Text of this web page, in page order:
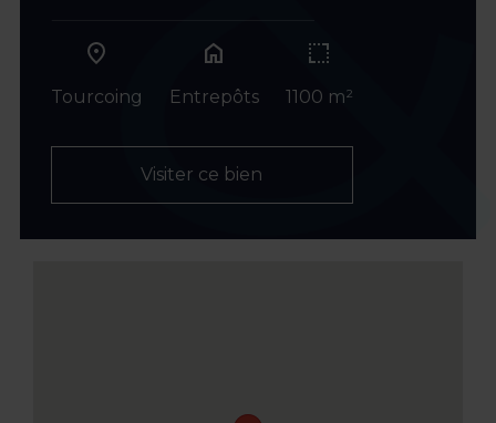
Tourcoing
home
Entrepôts 1100 m²
Visiter ce bien